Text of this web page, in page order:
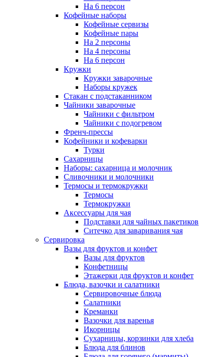
На 6 персон
Кофейные наборы
Кофейные сервизы
Кофейные пары
На 2 персоны
На 4 персоны
На 6 персон
Кружки
Кружки заварочные
Наборы кружек
Стакан с подстаканником
Чайники заварочные
Чайники с фильтром
Чайники с подогревом
Френч-прессы
Кофейники и кофеварки
Турки
Сахарницы
Наборы: сахарница и молочник
Сливочники и молочники
Термосы и термокружки
Термосы
Термокружки
Аксессуары для чая
Подставки для чайных пакетиков
Ситечко для заваривания чая
Сервировка
Вазы для фруктов и конфет
Вазы для фруктов
Конфетницы
Этажерки для фруктов и конфет
Блюда, вазочки и салатники
Сервировочные блюда
Салатники
Креманки
Вазочки для варенья
Икорницы
Сухарницы, корзинки для хлеба
Блюда для блинов